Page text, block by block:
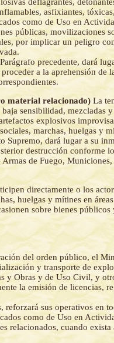
asfixiantes,
como de Uso en
públicas, movilizaciones
por implicar un peligro
precedente, dará
a la aprehensión de
material relacionado) La
sensibilidad, mezcladas y
explosivos
marchas, huelgas y
Supremo, dará lugar a su
destrucción conforme
de Fuego,
directamente o los
huelgas y mítines en
sobre bienes públicos
del orden público, el
y transporte de
y Obras y de Uso Civil, y
la emisión de licencias,
reforzará sus operativos en
como de Uso en
relacionados, cuando exista